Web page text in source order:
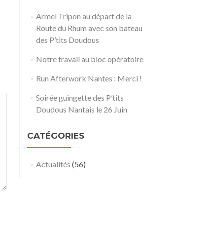
Armel Tripon au départ de la
Route du Rhum avec son bateau
des P’tits Doudous
Notre travail au bloc opératoire
Run Afterwork Nantes : Merci !
Soirée guingette des P’tits
Doudous Nantais le 26 Juin
CATÉGORIES
Actualités (56)